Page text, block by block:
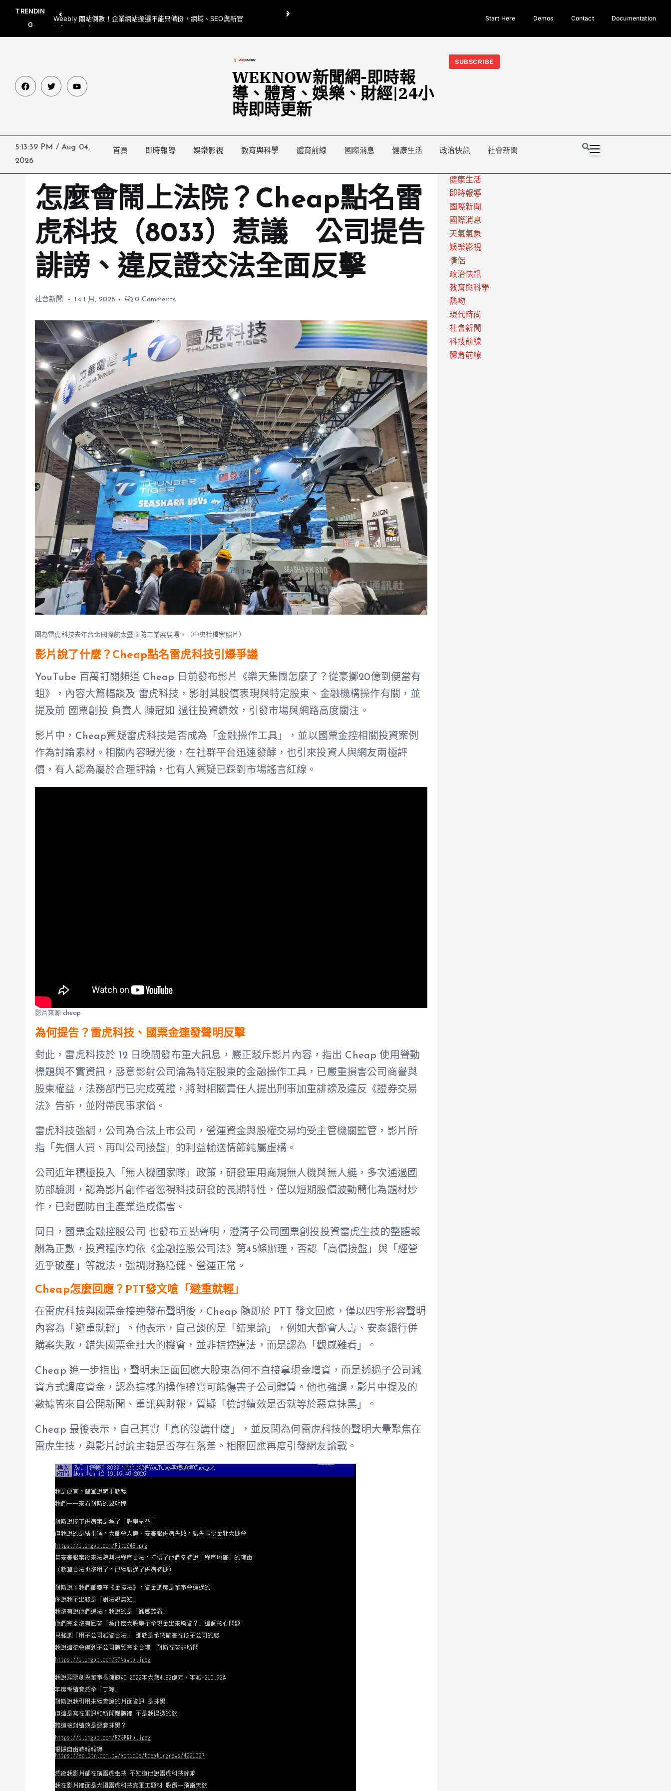
TRENDIN
G
Weebly 關站倒數！企業網站搬遷不能只備份，網域、SEO與新官
網都要一起處理
翁曉玲喊刪陸委會1295萬媒宣費惹議 梁文傑回「只能靠嘴巴」
今日熱門新聞TOP3｜西拉雅族正式成第17個原住民族、立院電競
光電場回
Start Here Demos Contact Documentation
WEKNOW新聞網-即時報
導、體育、娛樂、財經|24小
時即時更新
SUBSCRIBE
5:13:40 PM / Aug 04,
2026
首頁 即時報導 娛樂影視 教育與科學 體育前線 國際消息 健康生活 政治快訊 社會新聞
怎麼會鬧上法院？Cheap點名雷
虎科技（8033）惹議 公司提告
誹謗、違反證交法全面反擊
社會新聞 14 1 月, 2026 0 Comments
圖為雷虎科技去年台北國際航太暨國防工業展展場。（中央社檔案照片）
影片說了什麼？Cheap點名雷虎科技引爆爭議
YouTube 百萬訂閱頻道 Cheap 日前發布影片《樂天集團怎麼了？從豪擲20億到便當有
蛆》，內容大篇幅談及 雷虎科技，影射其股價表現與特定股東、金融機構操作有關，並
提及前 國票創投 負責人 陳冠如 過往投資績效，引發市場與網路高度關注。
影片中，Cheap質疑雷虎科技是否成為「金融操作工具」，並以國票金控相關投資案例
作為討論素材。相關內容曝光後，在社群平台迅速發酵，也引來投資人與網友兩極評
價，有人認為屬於合理評論，也有人質疑已踩到市場謠言紅線。
影片來源:cheap
為何提告？雷虎科技、國票金連發聲明反擊
對此，雷虎科技於 12 日晚間發布重大訊息，嚴正駁斥影片內容，指出 Cheap 使用聳動
標題與不實資訊，惡意影射公司淪為特定股東的金融操作工具，已嚴重損害公司商譽與
股東權益，法務部門已完成蒐證，將對相關責任人提出刑事加重誹謗及違反《證券交易
法》告訴，並附帶民事求償。
雷虎科技強調，公司為合法上市公司，營運資金與股權交易均受主管機關監管，影片所
指「先個人買、再叫公司接盤」的利益輸送情節純屬虛構。
公司近年積極投入「無人機國家隊」政策，研發軍用商規無人機與無人艇，多次通過國
防部驗測，認為影片創作者忽視科技研發的長期特性，僅以短期股價波動簡化為題材炒
作，已對國防自主產業造成傷害。
同日，國票金融控股公司 也發布五點聲明，澄清子公司國票創投投資雷虎生技的整體報
酬為正數，投資程序均依《金融控股公司法》第45條辦理，否認「高價接盤」與「經營
近乎破產」等說法，強調財務穩健、營運正常。
Cheap怎麼回應？PTT發文嗆「避重就輕」
在雷虎科技與國票金接連發布聲明後，Cheap 隨即於 PTT 發文回應，僅以四字形容聲明
內容為「避重就輕」。他表示，自己談的是「結果論」，例如大都會人壽、安泰銀行併
購案失敗，錯失國票金壯大的機會，並非指控違法，而是認為「觀感難看」。
Cheap 進一步指出，聲明未正面回應大股東為何不直接拿現金增資，而是透過子公司減
資方式調度資金，認為這樣的操作確實可能傷害子公司體質。他也強調，影片中提及的
數據皆來自公開新聞、重訊與財報，質疑「檢討績效是否就等於惡意抹黑」。
Cheap 最後表示，自己其實「真的沒講什麼」，並反問為何雷虎科技的聲明大量聚焦在
雷虎生技，與影片討論主軸是否存在落差。相關回應再度引發網友論戰。
健康生活
即時報導
國際新聞
國際消息
天氣氣象
娛樂影視
情侶
政治快訊
教育與科學
熱吻
現代時尚
社會新聞
科技前線
體育前線